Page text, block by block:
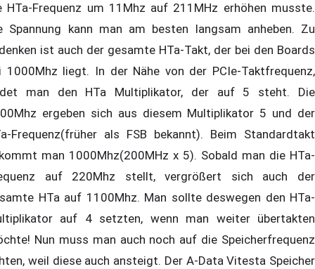
HTa-Frequenz um 11Mhz auf 211MHz erhöhen musste.
Spannung kann man am besten langsam anheben. Zu
ist auch der gesamte HTa-Takt, der bei den Boards
1000Mhz liegt. In der Nähe von der PCIe-Taktfrequenz,
man den HTa Multiplikator, der auf 5 steht. Die
ergeben sich aus diesem Multiplikator 5 und der
Frequenz(früher als FSB bekannt). Beim Standardtakt
man 1000Mhz(200MHz x 5). Sobald man die HTa-
auf 220Mhz stellt, vergrößert sich auch der
HTa auf 1100Mhz. Man sollte deswegen den HTa-
auf 4 setzten, wenn man weiter übertakten
Nun muss man auch noch auf die Speicherfrequenz
weil diese auch ansteigt. Der A-Data Vitesta Speicher